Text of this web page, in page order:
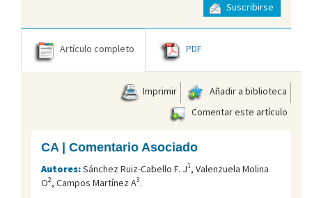
Suscribirse
Artículo completo PDF
Imprimir
Añadir a biblioteca
Comentar este artículo
CA | Comentario Asociado
Autores:Sánchez Ruiz-Cabello F. J1, Valenzuela Molina
O2, Campos Martínez A3.